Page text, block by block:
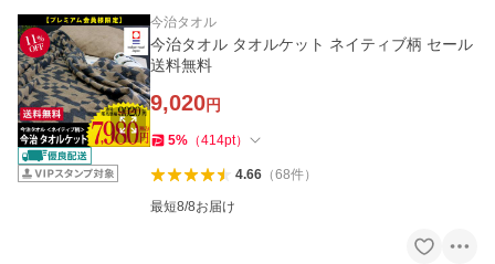
今治タオル
今治タオル タオルケット ネイティブ柄 セール
送料無料
9,020円
5% （414pt）
4.66（68件）
最短8/8お届け